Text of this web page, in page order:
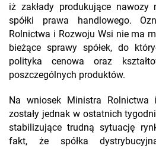
iż zakłady produkujące nawozy
spółki prawa handlowego.
Rolnictwa i Rozwoju Wsi nie ma
bieżące sprawy spółek, do
polityka cenowa oraz
poszczególnych produktów.
Na wniosek Ministra Rolnictwa
zostały jednak w ostatnich
stabilizujące trudną sytuację
fakt, że spółka